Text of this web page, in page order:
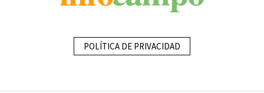
POLÍTICA DE PRIVACIDAD